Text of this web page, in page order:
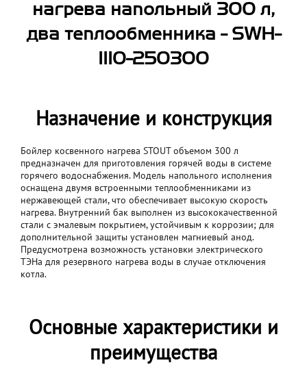
нагрева напольный 300 л,
два теплообменника - SWH-
1110-250300
Назначение и конструкция
Бойлер косвенного нагрева STOUT объемом 300 л
предназначен для приготовления горячей воды в системе
горячего водоснабжения. Модель напольного исполнения
оснащена двумя встроенными теплообменниками из
нержавеющей стали, что обеспечивает высокую скорость
нагрева. Внутренний бак выполнен из высококачественной
стали с эмалевым покрытием, устойчивым к коррозии; для
дополнительной защиты установлен магниевый анод.
Предусмотрена возможность установки электрического
ТЭНа для резервного нагрева воды в случае отключения
котла.
Основные характеристики и
преимущества